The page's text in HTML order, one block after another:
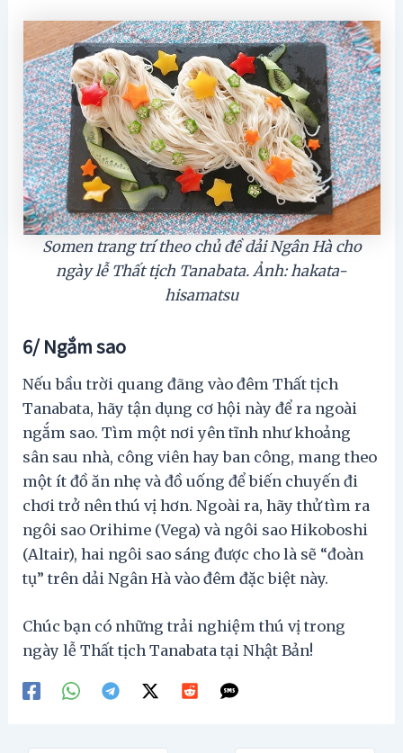
Somen trang trí theo chủ đề dải Ngân Hà cho
ngày lễ Thất tịch Tanabata. Ảnh: hakata-
hisamatsu
6/ Ngắm sao
Nếu bầu trời quang đãng vào đêm Thất tịch
Tanabata, hãy tận dụng cơ hội này để ra ngoài
ngắm sao. Tìm một nơi yên tĩnh như khoảng
sân sau nhà, công viên hay ban công, mang theo
một ít đồ ăn nhẹ và đồ uống để biến chuyến đi
chơi trở nên thú vị hơn. Ngoài ra, hãy thử tìm ra
ngôi sao Orihime (Vega) và ngôi sao Hikoboshi
(Altair), hai ngôi sao sáng được cho là sẽ “đoàn
tụ” trên dải Ngân Hà vào đêm đặc biệt này.
Chúc bạn có những trải nghiệm thú vị trong
ngày lễ Thất tịch Tanabata tại Nhật Bản!